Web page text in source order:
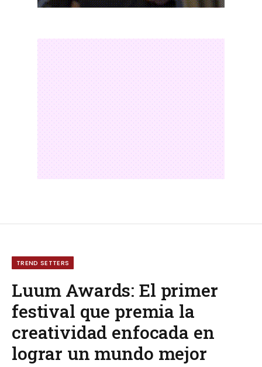
TREND SETTERS
Luum Awards: El primer
festival que premia la
creatividad enfocada en
lograr un mundo mejor